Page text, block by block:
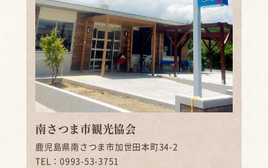
南さつま市観光協会
鹿児島県南さつま市加世田本町34-2
TEL：0993-53-3751